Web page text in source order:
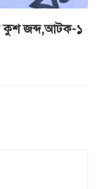
কুশ জব্দ,আটক-১